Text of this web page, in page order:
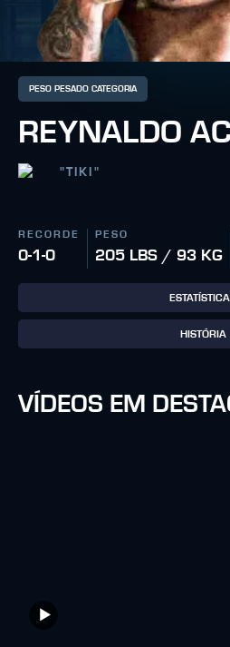
PESO PESADO CATEGORIA
REYNALDO
"TIKI "
RECORDE
0-1-0
PESO
205 LBS / 93 KG
HISTÓRIA
VÍDEOS EM